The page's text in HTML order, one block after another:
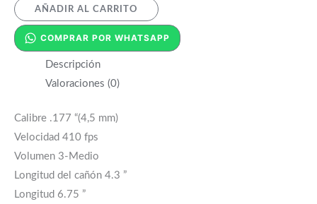
AÑADIR AL CARRITO
COMPRAR POR WHATSAPP
Descripción
Valoraciones (0)
Calibre .177 “(4,5 mm)
Velocidad 410 fps
Volumen 3-Medio
Longitud del cañón 4.3 ”
Longitud 6.75 ”